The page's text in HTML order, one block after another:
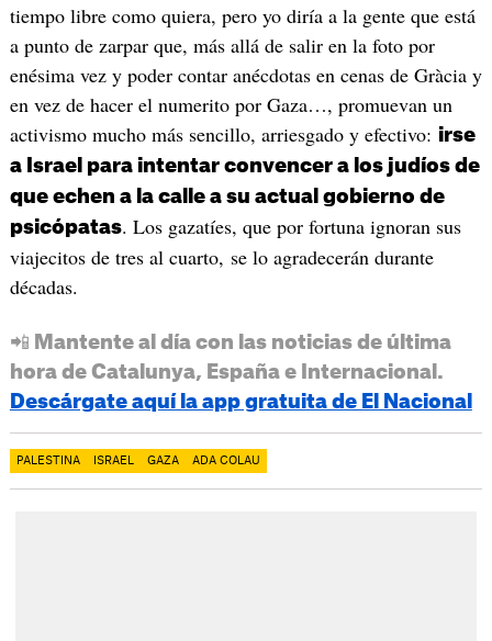
tiempo libre como quiera, pero yo diría a la gente que está
a punto de zarpar que, más allá de salir en la foto por
enésima vez y poder contar anécdotas en cenas de Gràcia y
en vez de hacer el numerito por Gaza…, promuevan un
activismo mucho más sencillo, arriesgado y efectivo: irse
a Israel para intentar convencer a los judíos de
que echen a la calle a su actual gobierno de
psicópatas. Los gazatíes, que por fortuna ignoran sus
viajecitos de tres al cuarto, se lo agradecerán durante
décadas.
📲 Mantente al día con las noticias de última
hora de Catalunya, España e Internacional.
Descárgate aquí la app gratuita de El Nacional
PALESTINA ISRAEL GAZA ADA COLAU